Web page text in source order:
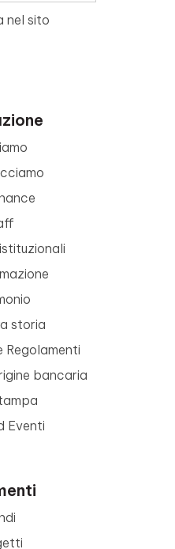
nel sito
storia
Regolamenti
bancaria
Eventi